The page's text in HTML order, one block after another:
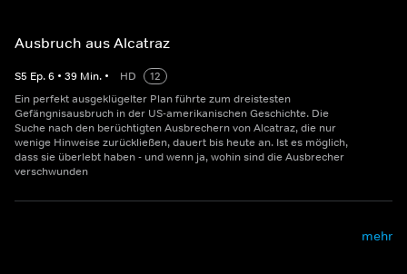
Ausbruch aus Alcatraz
S5 Ep.6 • 39 Min. • HD
12
Ein perfekt ausgeklügelter Plan führte zum dreistesten
Gefängnisausbruch in der US-amerikanischen Geschichte. Die
Suche nach den berüchtigten Ausbrechern von Alcatraz, die nur
wenige Hinweise zurückließen, dauert bis heute an. Ist es möglich,
dass sie überlebt haben - und wenn ja, wohin sind die Ausbrecher
verschwunden
mehr